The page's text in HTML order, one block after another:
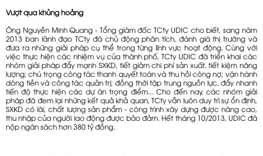
Vượt qua khủng hoảng
Ông Nguyễn Minh Quang - Tổng giám đốc TCty UDIC cho biết, sang năm
2013 ban lãnh đạo TCty đã chủ động phân tích, đánh giá thị trường và
đưa ra những giải pháp cụ thể trong từng lĩnh vực hoạt động. Cùng với
việc thực hiện các nhiệm vụ của thành phố, TCty UDIC đã triển khai các
nhóm giải pháp đẩy mạnh SXKD, tiết giảm chi phí sản xuất, tiết kiệm năng
lượng; chú trọng công tác thanh quyết toán và thu hồi công nợ; vận hành
dòng tiền và công tác quản trị; đồng thời tập trung nguồn lực, đẩy nhanh
tiến độ thực hiện các dự án trọng điểm... Cho đến nay, các nhóm giải
pháp đã đem lại những kết quả khả quan, TCty vẫn luôn duy trì sự ổn định,
SXKD có lãi, chất lượng sản phẩm - công trình xây dựng được nâng cao,
thu nhập của người lao động được bảo đảm. Hết tháng 10/2013, UDIC đã
nộp ngân sách hơn 380 tỷ đồng.